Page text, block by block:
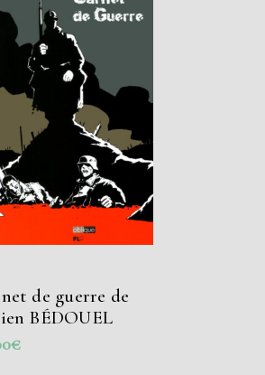
AJOUTER AU
PANIER
de guerre de
BÉDOUEL
€